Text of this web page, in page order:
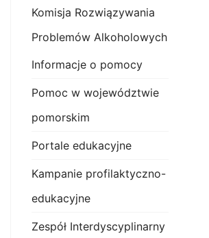
Komisja Rozwiązywania
Problemów Alkoholowych
Informacje o pomocy
Pomoc w województwie
pomorskim
Portale edukacyjne
Kampanie profilaktyczno-
edukacyjne
Zespół Interdyscyplinarny